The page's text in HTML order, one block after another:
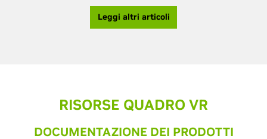
Leggi altri articoli
RISORSE QUADRO VR
DOCUMENTAZIONE DEI PRODOTTI